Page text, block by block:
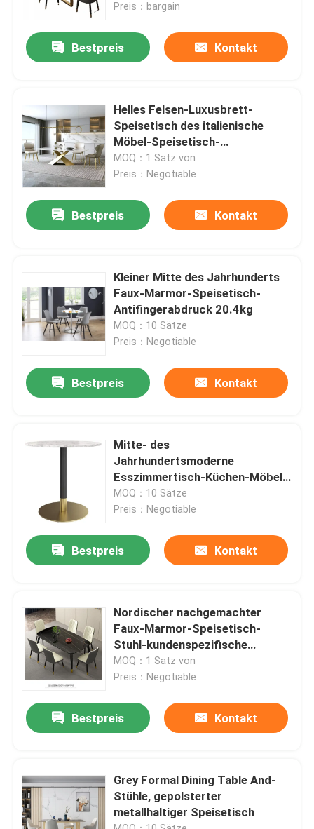
Kontakte
Produkte
Wohnzimmer-Möbel
Esszimmer-Möbel
Kundenspezifisches Fernsehkabinett
Barhocker-Stuhl
Kundenspezifische Couchtische
Preis：bargain
Bestpreis Kontakt
Helles Felsen-Luxusbrett-
Speisetisch des italienische
Möbel-Speisetisch-
220*120*75cm
MOQ：1 Satz von
Preis：Negotiable
Bestpreis Kontakt
Kleiner Mitte des Jahrhunderts
Faux-Marmor-Speisetisch-
Antifingerabdruck 20.4kg
MOQ：10 Sätze
Preis：Negotiable
Bestpreis Kontakt
Mitte- des
Jahrhundertsmoderne
Esszimmertisch-Küchen-Möbel
20.4kg nach Maß
MOQ：10 Sätze
Preis：Negotiable
Bestpreis Kontakt
Nordischer nachgemachter
Faux-Marmor-Speisetisch-
Stuhl-kundenspezifische
Farbe/Größe
MOQ：1 Satz von
Preis：Negotiable
Bestpreis Kontakt
Grey Formal Dining Table And-
Stühle, gepolsterter
metallhaltiger Speisetisch